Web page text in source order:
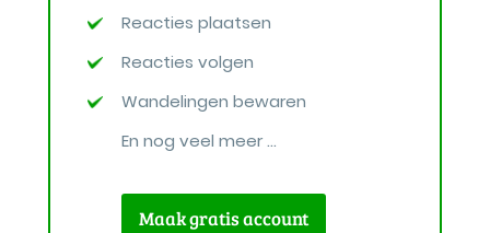
Reacties plaatsen
Reacties volgen
Wandelingen bewaren
En nog veel meer ...
Maak gratis account